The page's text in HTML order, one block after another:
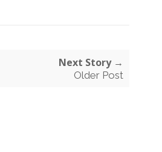
Next Story →
Older Post